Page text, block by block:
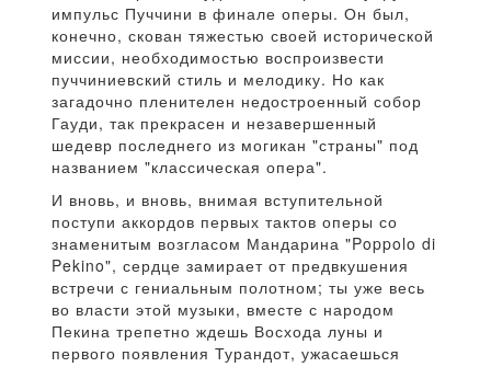
импульс Пуччини в финале оперы. Он был,
конечно, скован тяжестью своей исторической
миссии, необходимостью воспроизвести
пуччиниевский стиль и мелодику. Но как
загадочно пленителен недостроенный собор
Гауди, так прекрасен и незавершенный
шедевр последнего из могикан "страны" под
названием "классическая опера".
И вновь, и вновь, внимая вступительной
поступи аккордов первых тактов оперы со
знаменитым возгласом Мандарина "Poppolo di
Pekino", сердце замирает от предвкушения
встречи с гениальным полотном; ты уже весь
во власти этой музыки, вместе с народом
Пекина трепетно ждешь Восхода луны и
первого появления Турандот, ужасаешься